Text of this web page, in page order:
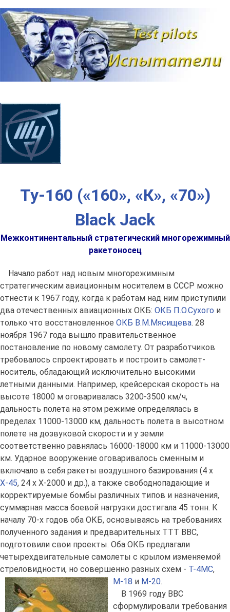
Наверх
Ту-160 («160», «К», «70»)
Black Jack
Межконтинентальный стратегический многорежимный
ракетоносец
Начало работ над новым многорежимным
стратегическим авиационным носителем в СССР можно
отнести к 1967 году, когда к работам над ним приступили
два отечественных авиационных ОКБ: ОКБ П.О.Сухого и
только что восстановленное ОКБ В.М.Мясищева. 28
ноября 1967 года вышло правительственное
постановление по новому самолету. От разработчиков
требовалось спроектировать и построить самолет-
носитель, обладающий исключительно высокими
летными данными. Например, крейсерская скорость на
высоте 18000 м оговаривалась 3200-3500 км/ч,
дальность полета на этом режиме определялась в
пределах 11000-13000 км, дальность полета в высотном
полете на дозвуковой скорости и у земли
соответственно равнялась 16000-18000 км и 11000-13000
км. Ударное вооружение оговаривалось сменным и
включало в себя ракеты воздушного базирования (4 х
Х-45, 24 х Х-2000 и др.), а также свободнопадающие и
корректируемые бомбы различных типов и назначения,
суммарная масса боевой нагрузки достигала 45 тонн. К
началу 70-х годов оба ОКБ, основываясь на требованиях
полученного задания и предварительных ТТТ ВВС,
подготовили свои проекты. Оба ОКБ предлагали
четырехдвигательные самолеты с крылом изменяемой
стреловидности, но совершенно разных схем - Т-4МС,
М-18 и М-20.
В 1969 году ВВС
сформулировали требования